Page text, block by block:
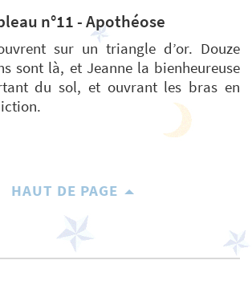
n°11 - Apothéose
sur un triangle d’or. Douze
sont là, et Jeanne la bienheureuse
du sol, et ouvrant les bras en
HAUT DE PAGE